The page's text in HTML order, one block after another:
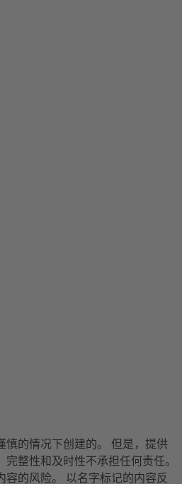
慎的情况下创建的。 但是，提供
整性和及时性不承担任何责任。
容的风险。 以名字标记的内容反